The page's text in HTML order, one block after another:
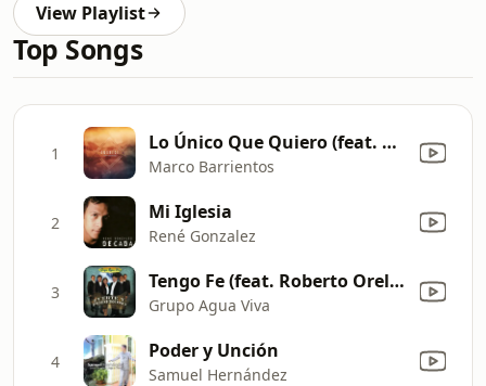
View Playlist
Top Songs
1 Lo Único Que Quiero (feat. Marcela Gandara)
Marco Barrientos
2 Mi Iglesia
René Gonzalez
3 Tengo Fe (feat. Roberto Orellana)
Grupo Agua Viva
4 Poder y Unción
Samuel Hernández